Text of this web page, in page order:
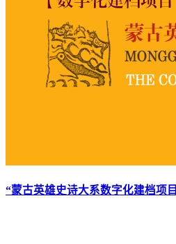
“蒙古英雄史诗大系数字化建档项目